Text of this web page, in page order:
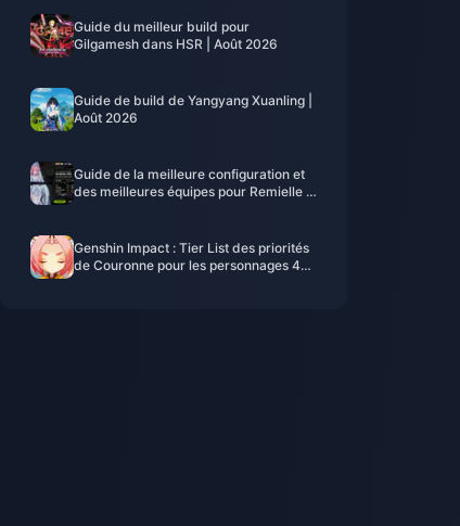
Guide du meilleur build pour
Gilgamesh dans HSR | Août 2026
Guide de build de Yangyang Xuanling |
Août 2026
Guide de la meilleure configuration et
des meilleures équipes pour Remielle |
Genshin Impact : Tier List des priorités
de Couronne pour les personnages 4